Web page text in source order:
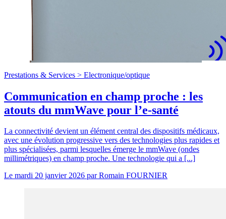
Prestations & Services > Electronique/optique
Communication en champ proche : les
atouts du mmWave pour l’e-santé
La connectivité devient un élément central des dispositifs médicaux,
avec une évolution progressive vers des technologies plus rapides et
plus spécialisées, parmi lesquelles émerge le mmWave (ondes
millimétriques) en champ proche. Une technologie qui a [...]
Le mardi 20 janvier 2026 parRomain FOURNIER